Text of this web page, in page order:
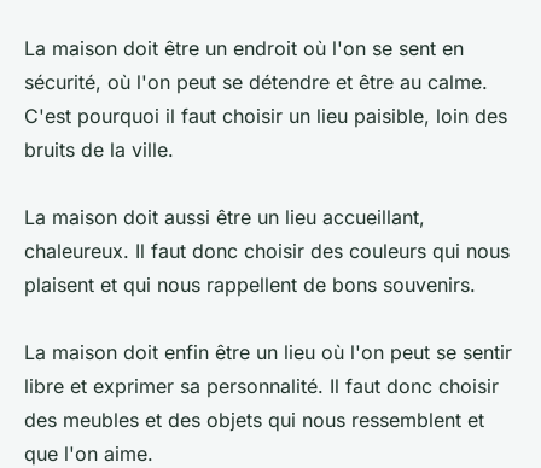
La maison doit être un endroit où l'on se sent en
sécurité, où l'on peut se détendre et être au calme.
C'est pourquoi il faut choisir un lieu paisible, loin des
bruits de la ville.
La maison doit aussi être un lieu accueillant,
chaleureux. Il faut donc choisir des couleurs qui nous
plaisent et qui nous rappellent de bons souvenirs.
La maison doit enfin être un lieu où l'on peut se sentir
libre et exprimer sa personnalité. Il faut donc choisir
des meubles et des objets qui nous ressemblent et
que l'on aime.